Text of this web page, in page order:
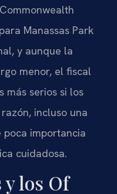
Manassas Park
y aunque la
menor, el fiscal
más serios si los
incluso una
importancia
cuidadosa.
y los Of